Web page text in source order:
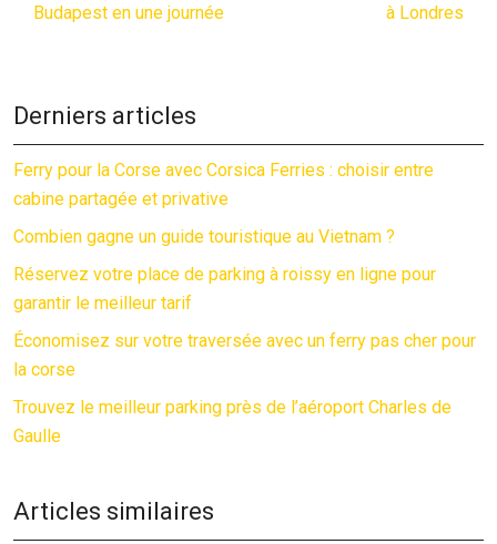
Budapest en une journée
à Londres
Derniers articles
Ferry pour la Corse avec Corsica Ferries : choisir entre
cabine partagée et privative
Combien gagne un guide touristique au Vietnam ?
Réservez votre place de parking à roissy en ligne pour
garantir le meilleur tarif
Économisez sur votre traversée avec un ferry pas cher pour
la corse
Trouvez le meilleur parking près de l’aéroport Charles de
Gaulle
Articles similaires